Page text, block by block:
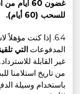
غضون 60
للسحب (60 أيام).
6.4. إذا كنت
المدفوعات التي
من تاريخ استلامنا
باستخدام وسيلة